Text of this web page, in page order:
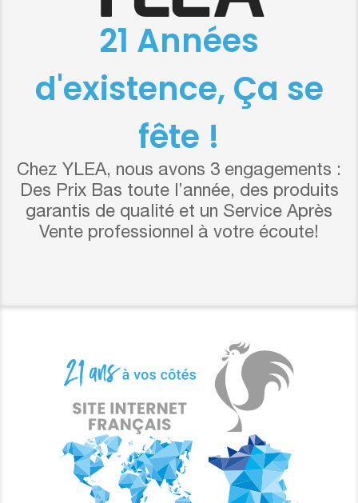
21 Années
d'existence, Ça se
fête !
Chez YLEA, nous avons 3 engagements :
Des Prix Bas toute l’année, des produits
garantis de qualité et un Service Après
Vente professionnel à votre écoute!